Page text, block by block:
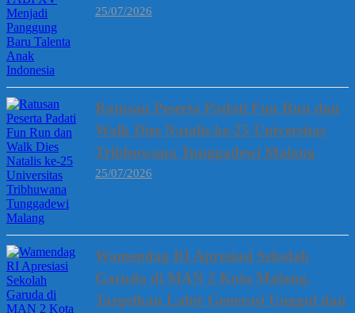
25/07/2026
Ratusan Peserta Padati Fun Run dan
Walk Dies Natalis ke-25 Universitas
Tribhuwana Tunggadewi Malang
25/07/2026
Wamendag RI Apresiasi Sekolah
Garuda di MAN 2 Kota Malang,
Targetkan Lahir Generasi Unggul dan